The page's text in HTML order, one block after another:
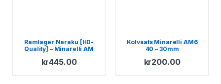
Ramlager Naraku [HD-
Quality] – Minarelli AM
kr445.00
Kolvsats Minarelli AM6
40 – 30mm
kr200.00